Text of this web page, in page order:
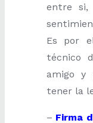
entre si,
Es por
técnico
amigo y
tener la
– Firma